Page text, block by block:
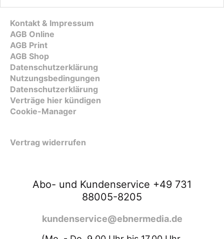
Kontakt & Impressum
AGB Online
AGB Print
AGB Shop
Datenschutzerklärung
Nutzungsbedingungen
Datenschutzerklärung
Verträge hier kündigen
Cookie-Manager
Vertrag widerrufen
Abo- und Kundenservice +49 731
88005-8205
kundenservice@ebnermedia.de